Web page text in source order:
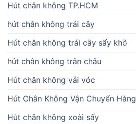
Hút chân không TP.HCM
hút chân không trái cây
Hút chân không trái cây sấy khô
hút chân không trân châu
Hút chân không vải vóc
Hút Chân Không Vận Chuyển Hàng
Hút chân không xoài sấy